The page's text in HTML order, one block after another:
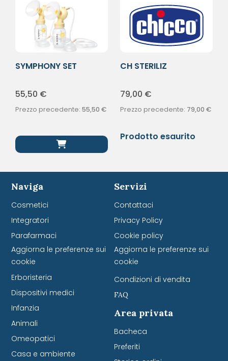
SYMPHONY SET
55,50 €
Prezzo precedente: 55,50 €
CH STERILIZ
79,00 €
Prezzo precedente: 79,00 €
Prodotto esaurito
Naviga
Cosmetici
Integratori
Parafarmaci
Aggiorna le preferenze sui
cookie
Erboristeria
Dispositivi medici
Infanzia
Animali
Omeopatici
Casa e ambiente
Servizi
Contattaci
Privacy Policy
Cookie policy
Aggiorna le preferenze sui
cookie
Condizioni di vendita
FAQ
Area privata
Bacheca
Preferiti